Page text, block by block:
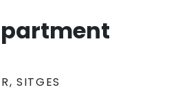
SITGES